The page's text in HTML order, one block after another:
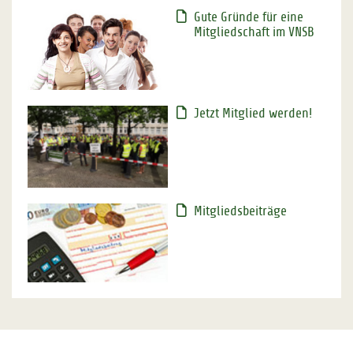
Gute Gründe für eine
Mitgliedschaft im VNSB
Jetzt Mitglied werden!
Mitgliedsbeiträge